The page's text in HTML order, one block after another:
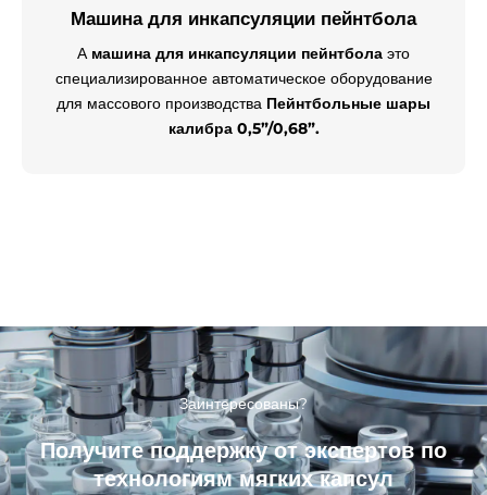
Машина для инкапсуляции пейнтбола
А машина для инкапсуляции пейнтбола это
специализированное автоматическое оборудование
для массового производства Пейнтбольные шары
калибра 0,5”/0,68”.
Заинтересованы?
Получите поддержку от экспертов по
технологиям мягких капсул